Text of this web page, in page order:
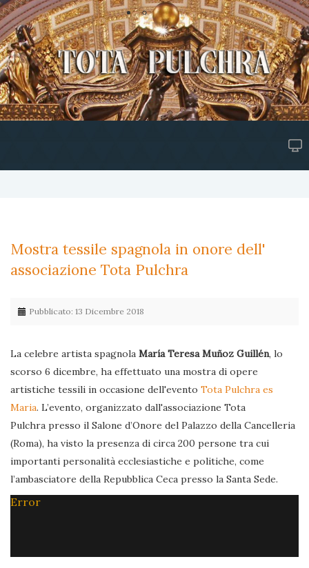
Mostra tessile spagnola in onore dell'
associazione Tota Pulchra
Pubblicato: 13 Dicembre 2018
La celebre artista spagnola María Teresa Muñoz Guillén, lo
scorso 6 dicembre, ha effettuato una mostra di opere
artistiche tessili in occasione dell'evento Tota Pulchra es
Maria. L’evento, organizzato dall'associazione Tota
Pulchra presso il Salone d’Onore del Palazzo della Cancelleria
(Roma), ha visto la presenza di circa 200 persone tra cui
importanti personalità ecclesiastiche e politiche, come
l’ambasciatore della Repubblica Ceca presso la Santa Sede.
Error